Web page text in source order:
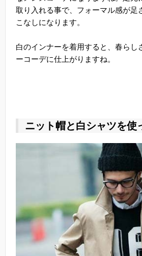
取り入れる事で、フォーマル感が足
こなしになります。
白のインナーを着用すると、春らし
ーコーデに仕上がりますね。
ニット帽と白シャツを使